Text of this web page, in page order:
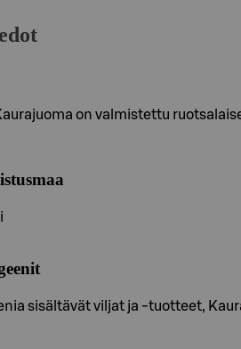
on valmistettu
sisältävät viljat ja -tuotteet,